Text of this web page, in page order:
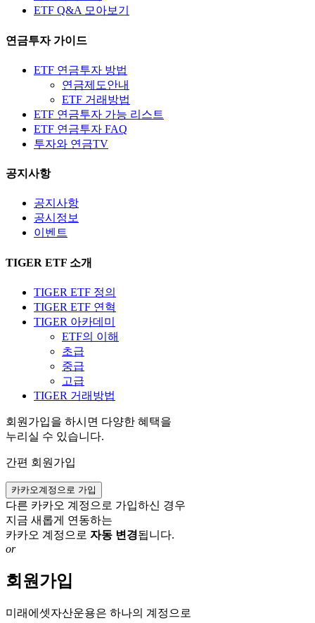
ETF Q&A 모아보기
연금투자 가이드
ETF 연금투자 방법
연금제도안내
ETF 거래방법
ETF 연금투자 가능 리스트
ETF 연금투자 FAQ
투자와 연금TV
공지사항
공지사항
공시정보
이벤트
TIGER ETF 소개
TIGER ETF 정의
TIGER ETF 연혁
TIGER 아카데미
ETF의 이해
초급
중급
고급
TIGER 거래방법
회원가입을 하시면 다양한 혜택을
누리실 수 있습니다.
간편 회원가입
카카오계정으로 가입
다른 카카오 계정으로 가입하신 경우
지금 새롭게 연동하는
카카오 계정으로 자동 변경됩니다.
or
회원가입
미래에셋자산운용은 하나의 계정으로